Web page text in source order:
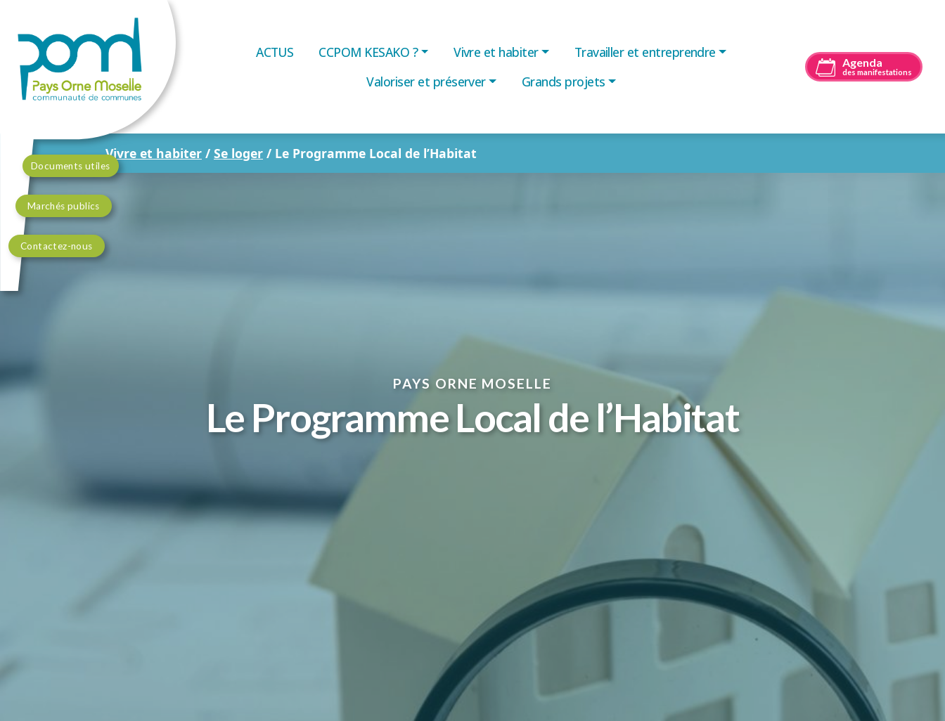
Documents utiles
Marchés publics
Contactez-nous
ACTUS CCPOM KESAKO ? Vivre et habiter
Travailler et entreprendre
Valoriser et préserver
Grands projets
Agenda
des manifestations
Vivre et habiter / Se loger / Le Programme Local de l’Habitat
PAYS ORNE MOSELLE
Le Programme Local de l’Habitat